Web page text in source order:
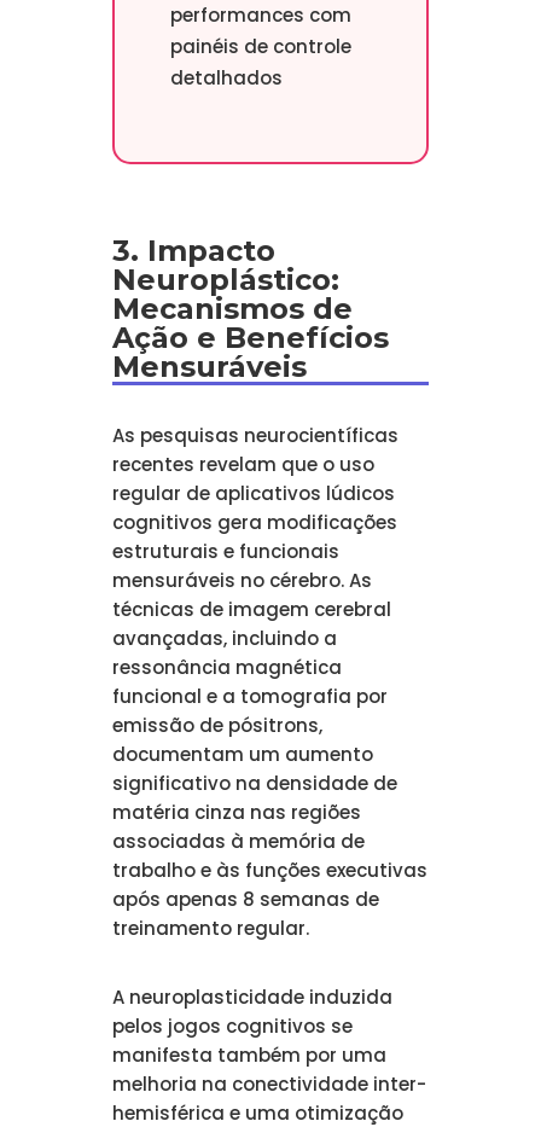
performances com
painéis de controle
detalhados
3. Impacto
Neuroplástico:
Mecanismos de
Ação e Benefícios
Mensuráveis
As pesquisas neurocientíficas
recentes revelam que o uso
regular de aplicativos lúdicos
cognitivos gera modificações
estruturais e funcionais
mensuráveis no cérebro. As
técnicas de imagem cerebral
avançadas, incluindo a
ressonância magnética
funcional e a tomografia por
emissão de pósitrons,
documentam um aumento
significativo na densidade de
matéria cinza nas regiões
associadas à memória de
trabalho e às funções executivas
após apenas 8 semanas de
treinamento regular.
A neuroplasticidade induzida
pelos jogos cognitivos se
manifesta também por uma
melhoria na conectividade inter-
hemisférica e uma otimização